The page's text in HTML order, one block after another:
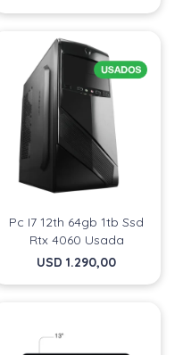
Pc I7 12th 64gb 1tb Ssd
Rtx 4060 Usada
USD 1.290,00